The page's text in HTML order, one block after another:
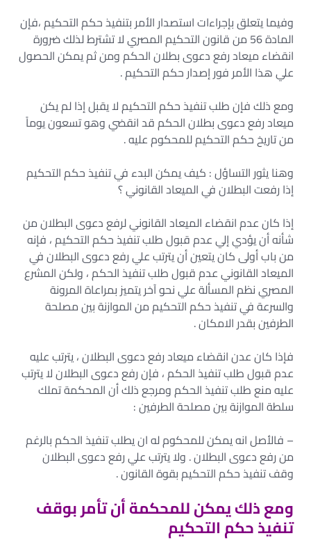
وفيما يتعلق بإجراءات استصدار الأمر بتنفيذ حكم التحكيم ،فإن
المادة 56 من قانون التحكيم المصري لا تشترط لذلك ضرورة
انقضاء ميعاد رفع دعوى بطلان الحكم ومن ثم يمكن الحصول
علي هذا الأمر فور إصدار حكم التحكيم .
ومع ذلك فإن طلب تنفيذ حكم التحكيم لا يقبل إذا لم يكن
ميعاد رفع دعوى بطلان الحكم قد انقضي وهو تسعون يوماً
من تاريخ حكم التحكيم للمحكوم عليه .
وهنا يثور التساؤل : كيف يمكن البدء في تنفيذ حكم التحكيم
إذا رفعت البطلان في الميعاد القانوني ؟
إذا كان عدم انقضاء الميعاد القانوني لرفع دعوى البطلان من
شأنه أن يؤدي إلي عدم قبول طلب تنفيذ حكم التحكيم ، فإنه
من باب أولى كان يتعين أن يترتب علي رفع دعوى البطلان في
الميعاد القانوني عدم قبول طلب تنفيذ الحكم ، ولكن المشرع
المصري نظم المسألة علي نحو آخر يتميز بمراعاة المرونة
والسرعة في تنفيذ حكم التحكيم من الموازنة بين مصلحة
الطرفين بقدر الامكان .
فإذا كان عدن انقضاء ميعاد رفع دعوى البطلان ، يترتب عليه
عدم قبول طلب تنفيذ الحكم ، فإن رفع دعوى البطلان لا يترتب
عليه منع طلب تنفيذ الحكم ومرجع ذلك أن المحكمة تملك
سلطة الموازنة بين مصلحة الطرفين :
– فالأصل انه يمكن للمحكوم له ان يطلب تنفيذ الحكم بالرغم
من رفع دعوى البطلان . ولا يترتب علي رفع دعوى البطلان
وقف تنفيذ حكم التحكيم بقوة القانون .
ومع ذلك يمكن للمحكمة أن تأمر بوقف
تنفيذ حكم التحكيم